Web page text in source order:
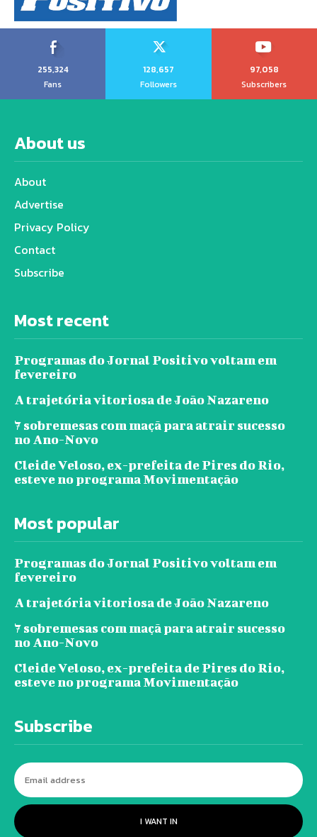
255,324
Fans
128,657
Followers
97,058
Subscribers
About us
About
Advertise
Privacy Policy
Contact
Subscribe
Most recent
Programas do Jornal Positivo voltam em
fevereiro
A trajetória vitoriosa de João Nazareno
7 sobremesas com maçã para atrair sucesso
no Ano-Novo
Cleide Veloso, ex-prefeita de Pires do Rio,
esteve no programa Movimentação
Most popular
Programas do Jornal Positivo voltam em
fevereiro
A trajetória vitoriosa de João Nazareno
7 sobremesas com maçã para atrair sucesso
no Ano-Novo
Cleide Veloso, ex-prefeita de Pires do Rio,
esteve no programa Movimentação
Subscribe
I WANT IN